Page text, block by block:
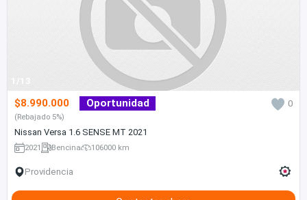
1/13
$8.990.000 Oportunidad 0
(Rebajado 5%)
Nissan Versa 1.6 SENSE MT 2021
2021 Bencina 106000 km
Providencia